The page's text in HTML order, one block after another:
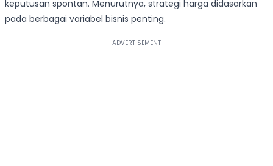
keputusan spontan. Menurutnya, strategi harga didasarkan
pada berbagai variabel bisnis penting.